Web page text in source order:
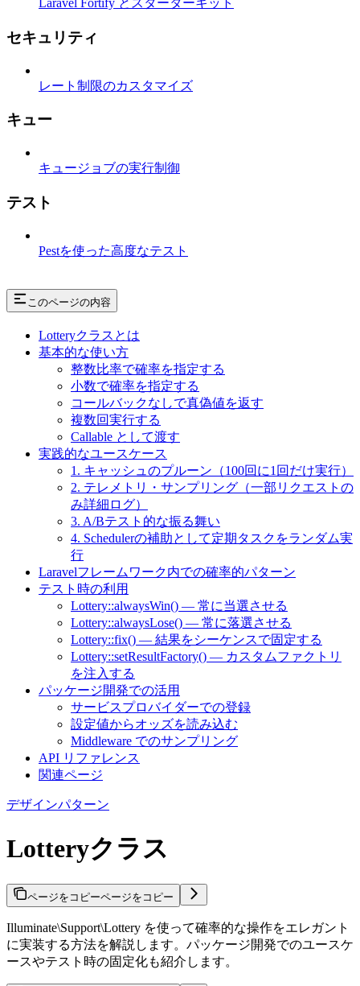
Laravel Fortify とスターターキット
セキュリティ
レート制限のカスタマイズ
キュー
キュージョブの実行制御
テスト
Pestを使った高度なテスト
このページの内容
Lotteryクラスとは
基本的な使い方
整数比率で確率を指定する
小数で確率を指定する
コールバックなしで真偽値を返す
複数回実行する
Callable として渡す
実践的なユースケース
1. キャッシュのプルーン（100回に1回だけ実行）
2. テレメトリ・サンプリング（一部リクエストの
み詳細ログ）
3. A/Bテスト的な振る舞い
4. Schedulerの補助として定期タスクをランダム実
行
Laravelフレームワーク内での確率的パターン
テスト時の利用
Lottery::alwaysWin() — 常に当選させる
Lottery::alwaysLose() — 常に落選させる
Lottery::fix() — 結果をシーケンスで固定する
Lottery::setResultFactory() — カスタムファクトリ
を注入する
パッケージ開発での活用
サービスプロバイダーでの登録
設定値からオッズを読み込む
Middleware でのサンプリング
API リファレンス
関連ページ
デザインパターン
Lotteryクラス
ページをコピーページをコピー
Illuminate\Support\Lottery を使って確率的な操作をエレガント
に実装する方法を解説します。パッケージ開発でのユースケ
ースやテスト時の固定化も紹介します。